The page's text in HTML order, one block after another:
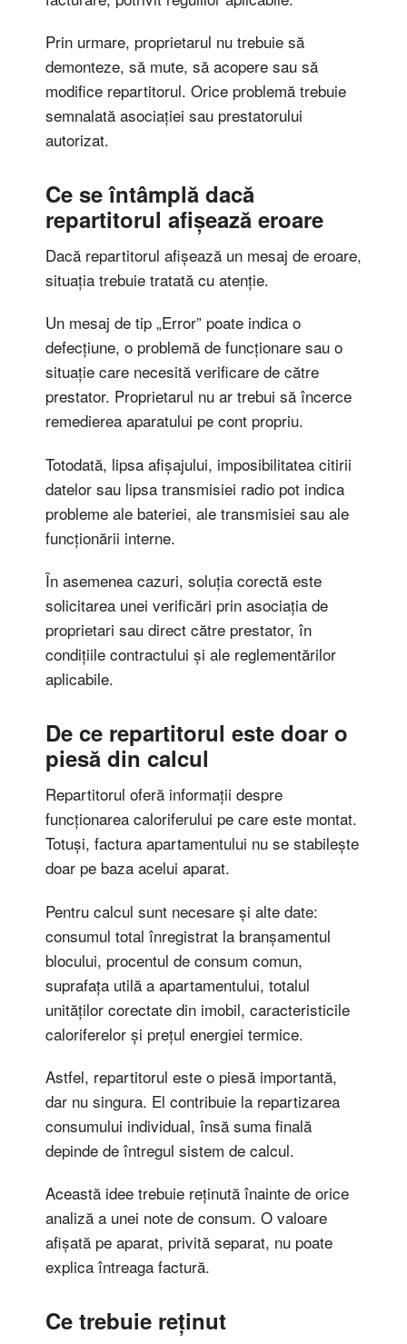
Prin urmare, proprietarul nu trebuie să
demonteze, să mute, să acopere sau să
modifice repartitorul. Orice problemă trebuie
semnalată asociației sau prestatorului
autorizat.
Ce se întâmplă dacă
repartitorul afișează eroare
Dacă repartitorul afișează un mesaj de eroare,
situația trebuie tratată cu atenție.
Un mesaj de tip „Error” poate indica o
defecțiune, o problemă de funcționare sau o
situație care necesită verificare de către
prestator. Proprietarul nu ar trebui să încerce
remedierea aparatului pe cont propriu.
Totodată, lipsa afișajului, imposibilitatea citirii
datelor sau lipsa transmisiei radio pot indica
probleme ale bateriei, ale transmisiei sau ale
funcționării interne.
În asemenea cazuri, soluția corectă este
solicitarea unei verificări prin asociația de
proprietari sau direct către prestator, în
condițiile contractului și ale reglementărilor
aplicabile.
De ce repartitorul este doar o
piesă din calcul
Repartitorul oferă informații despre
funcționarea caloriferului pe care este montat.
Totuși, factura apartamentului nu se stabilește
doar pe baza acelui aparat.
Pentru calcul sunt necesare și alte date:
consumul total înregistrat la branșamentul
blocului, procentul de consum comun,
suprafața utilă a apartamentului, totalul
unităților corectate din imobil, caracteristicile
caloriferelor și prețul energiei termice.
Astfel, repartitorul este o piesă importantă,
dar nu singura. El contribuie la repartizarea
consumului individual, însă suma finală
depinde de întregul sistem de calcul.
Această idee trebuie reținută înainte de orice
analiză a unei note de consum. O valoare
afișată pe aparat, privită separat, nu poate
explica întreaga factură.
Ce trebuie reținut